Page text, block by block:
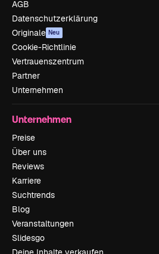
AGB
Datenschutzerklärung
Originale Neu
Cookie-Richtlinie
Vertrauenszentrum
Partner
Unternehmen
Unternehmen
Preise
Über uns
Reviews
Karriere
Suchtrends
Blog
Veranstaltungen
Slidesgo